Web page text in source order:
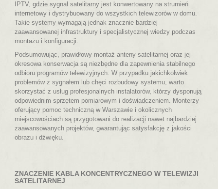
IPTV, gdzie sygnał satelitarny jest konwertowany na strumień
internetowy i dystrybuowany do wszystkich telewizorów w domu.
Takie systemy wymagają jednak znacznie bardziej
zaawansowanej infrastruktury i specjalistycznej wiedzy podczas
montażu i konfiguracji.
Podsumowując, prawidłowy montaż anteny satelitarnej oraz jej
okresowa konserwacja są niezbędne dla zapewnienia stabilnego
odbioru programów telewizyjnych. W przypadku jakichkolwiek
problemów z sygnałem lub chęci rozbudowy systemu, warto
skorzystać z usług profesjonalnych instalatorów, którzy dysponują
odpowiednim sprzętem pomiarowym i doświadczeniem. Monterzy
oferujący pomoc techniczną w Warszawie i okolicznych
miejscowościach są przygotowani do realizacji nawet najbardziej
zaawansowanych projektów, gwarantując satysfakcję z jakości
obrazu i dźwięku.
ZNACZENIE KABLA KONCENTRYCZNEGO W TELEWIZJI
SATELITARNEJ